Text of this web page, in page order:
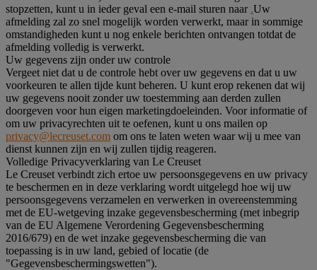
stopzetten, kunt u in ieder geval een e-mail sturen naar .Uw
afmelding zal zo snel mogelijk worden verwerkt, maar in sommige
omstandigheden kunt u nog enkele berichten ontvangen totdat de
afmelding volledig is verwerkt.
Uw gegevens zijn onder uw controle
Vergeet niet dat u de controle hebt over uw gegevens en dat u uw
voorkeuren te allen tijde kunt beheren. U kunt erop rekenen dat wij
uw gegevens nooit zonder uw toestemming aan derden zullen
doorgeven voor hun eigen marketingdoeleinden. Voor informatie of
om uw privacyrechten uit te oefenen, kunt u ons mailen op
privacy@lecreuset.com om ons te laten weten waar wij u mee van
dienst kunnen zijn en wij zullen tijdig reageren.
Volledige Privacyverklaring van Le Creuset
Le Creuset verbindt zich ertoe uw persoonsgegevens en uw privacy
te beschermen en in deze verklaring wordt uitgelegd hoe wij uw
persoonsgegevens verzamelen en verwerken in overeenstemming
met de EU-wetgeving inzake gegevensbescherming (met inbegrip
van de EU Algemene Verordening Gegevensbescherming
2016/679) en de wet inzake gegevensbescherming die van
toepassing is in uw land, gebied of locatie (de
"Gegevensbeschermingswetten").